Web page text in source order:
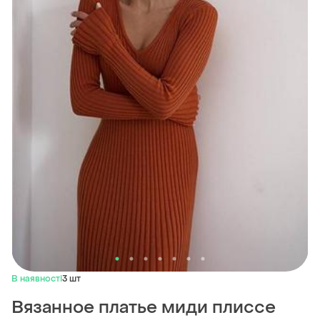
В наявності3 шт
Вязанное платье миди плиссе